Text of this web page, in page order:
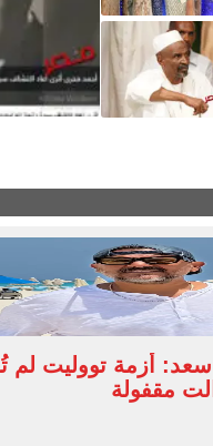
سعد: أزمة تووليت
مقفولة